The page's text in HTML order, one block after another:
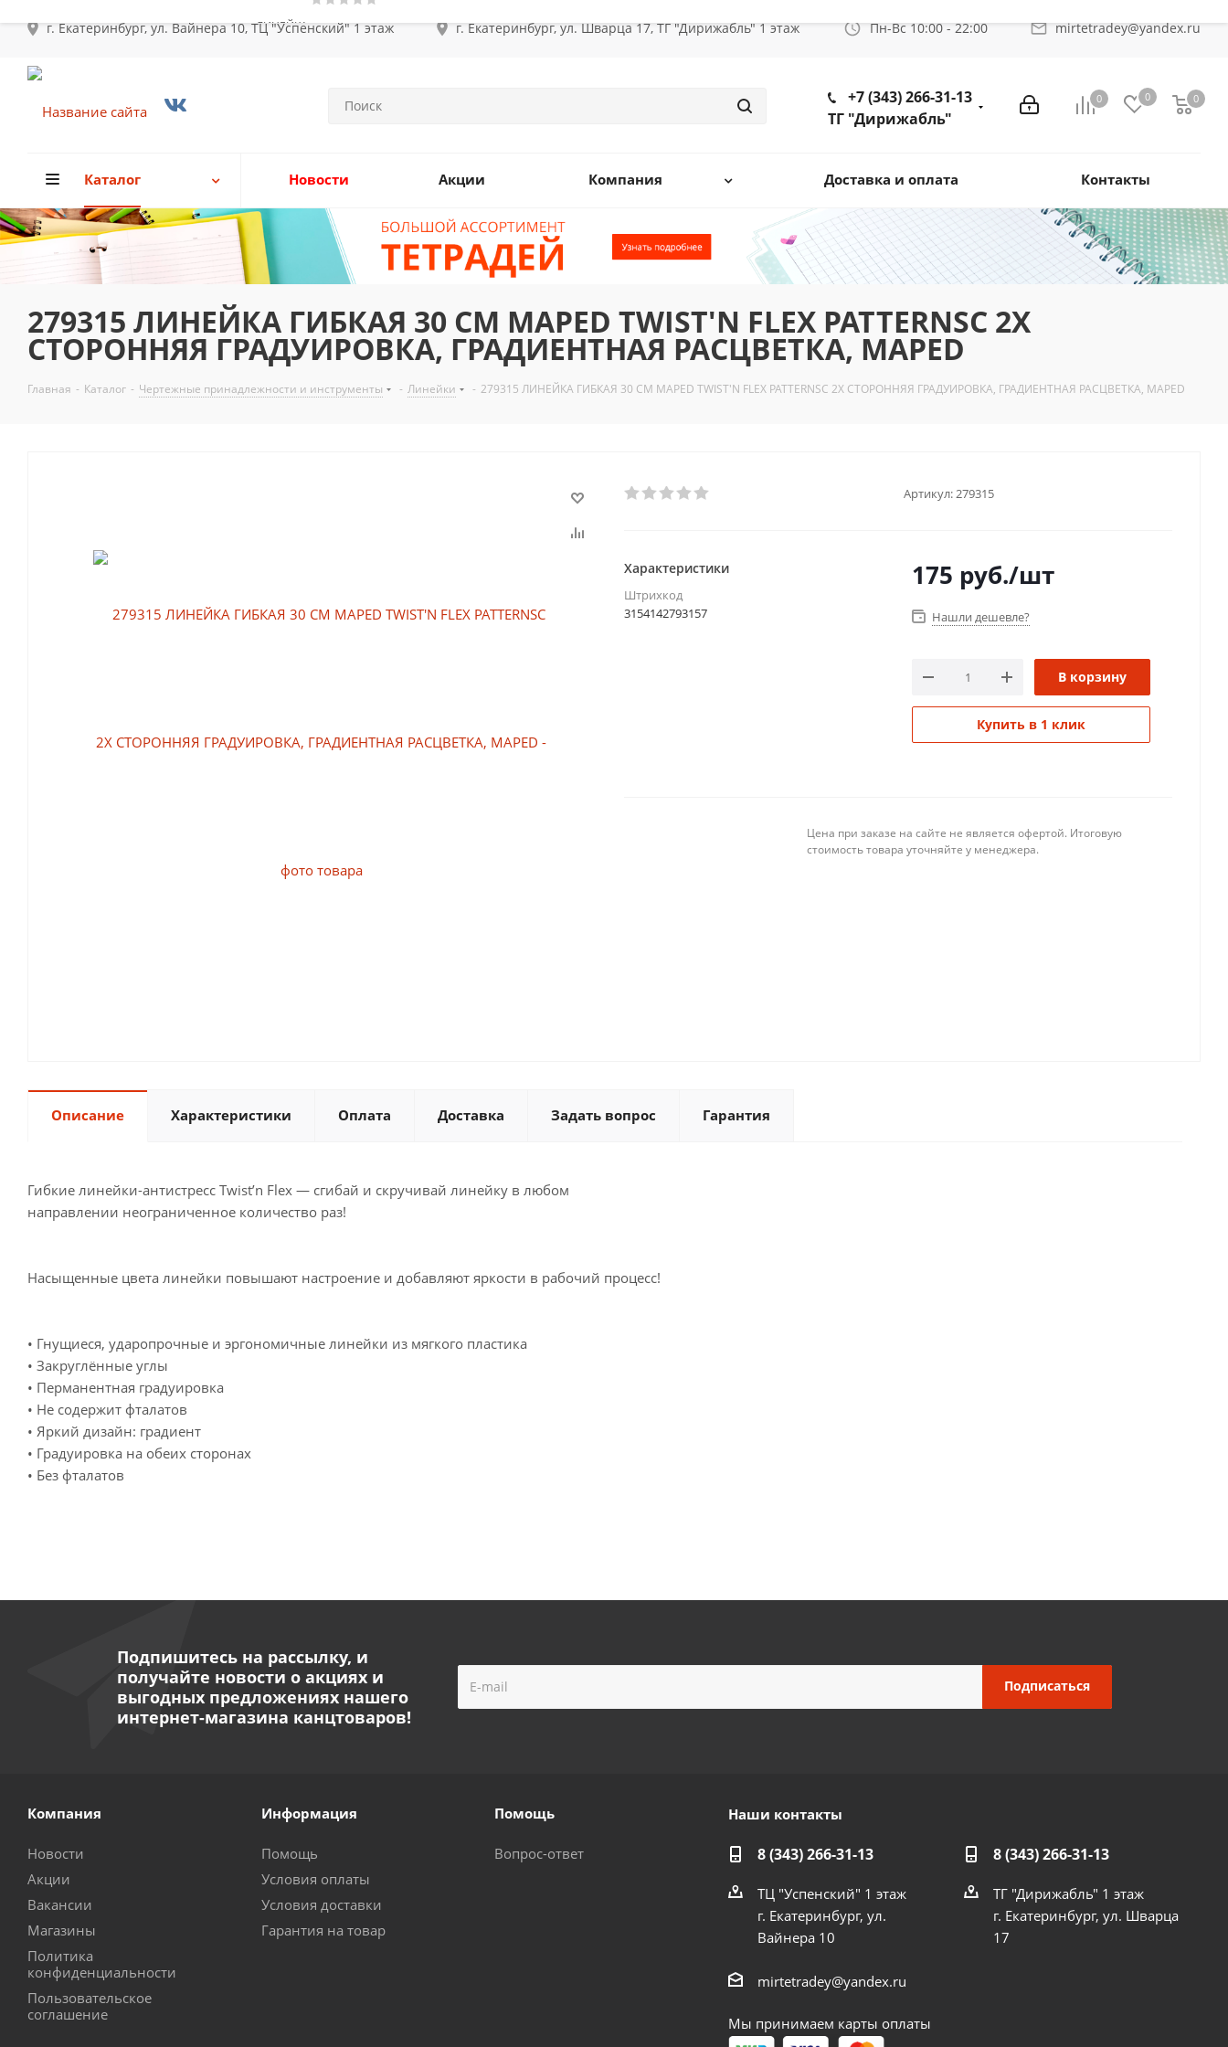
г. Екатеринбург, ул. Вайнера 10, ТЦ "Успенский" 1 этаж г. Екатеринбург, ул. Шварца 17, ТГ "Дирижабль" 1 этаж Пн-Вс 10:00 - 22:00 mirtetradey@yandex.ru
0 0 0
+7 (343) 266-31-13
ТГ "Дирижабль"
Каталог Новости Акции Компания Доставка и оплата Контакты
279315 ЛИНЕЙКА ГИБКАЯ 30 СМ MAPED TWIST'N FLEX PATTERNSC 2Х
СТОРОННЯЯ ГРАДУИРОВКА, ГРАДИЕНТНАЯ РАСЦВЕТКА, MAPED
Главная - Каталог - Чертежные принадлежности и инструменты - Линейки - 279315 ЛИНЕЙКА ГИБКАЯ 30 СМ MAPED TWIST'N FLEX PATTERNSC 2Х СТОРОННЯЯ ГРАДУИРОВКА, ГРАДИЕНТНАЯ РАСЦВЕТКА, MAPED
Артикул:279315
Характеристики
Штрихкод
3154142793157
175 руб./шт
Нашли дешевле?
В корзину
Купить в 1 клик
Цена при заказе на сайте не является офертой. Итоговую
стоимость товара уточняйте у менеджера.
Описание Характеристики Оплата Доставка Задать вопрос Гарантия
Гибкие линейки-антистресс Twist’n Flex — сгибай и скручивай линейку в любом
направлении неограниченное количество раз!
Насыщенные цвета линейки повышают настроение и добавляют яркости в рабочий процесс!
• Гнущиеся, ударопрочные и эргономичные линейки из мягкого пластика
• Закруглённые углы
• Перманентная градуировка
• Не содержит фталатов
• Яркий дизайн: градиент
• Градуировка на обеих сторонах
• Без фталатов
Подпишитесь на рассылку, и
получайте новости о акциях и
выгодных предложениях нашего
интернет-магазина канцтоваров!
Компания
Новости
Акции
Вакансии
Магазины
Политика
конфиденциальности
Пользовательское
соглашение
Информация
Помощь
Условия оплаты
Условия доставки
Гарантия на товар
Помощь
Вопрос-ответ
Наши контакты
8 (343) 266-31-13
ТЦ "Успенский" 1 этаж
г. Екатеринбург, ул.
Вайнера 10
8 (343) 266-31-13
ТГ "Дирижабль" 1 этаж
г. Екатеринбург, ул. Шварца
17
mirtetradey@yandex.ru
Мы принимаем карты оплаты